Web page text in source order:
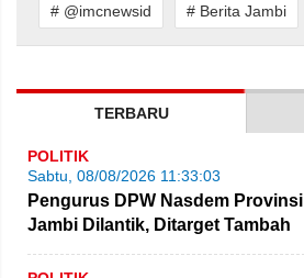
# @imcnewsid
# Berita Jambi
TERBARU
POLITIK
Sabtu, 08/08/2026 11:33:03
Pengurus DPW Nasdem Provinsi
Jambi Dilantik, Ditarget Tambah